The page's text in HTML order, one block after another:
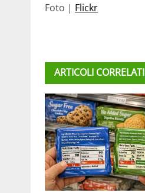
Foto | Flickr
ARTICOLI CORRELATI